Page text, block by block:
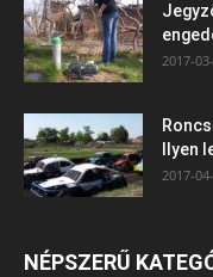
2017-
Ilyen
2017-
NÉPSZERŰ